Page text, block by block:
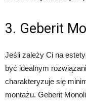
3. Geberit
Jeśli zależy Ci na
być idealnym
charakteryzuje się
montażu. Geberit